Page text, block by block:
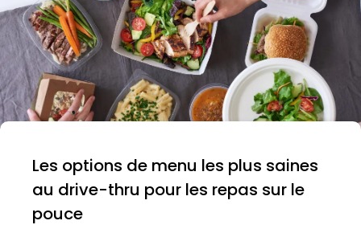
Les options de menu les plus saines
au drive-thru pour les repas sur le
pouce